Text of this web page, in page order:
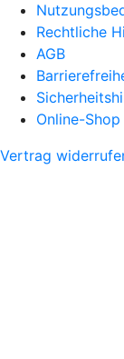
Rechtliche
AGB
Online-Shop
Vertrag